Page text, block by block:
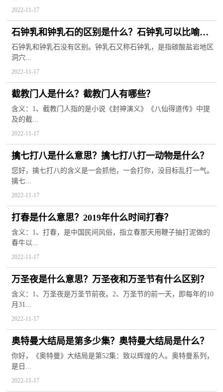
2022-11-17
石钟乳和钟乳石的区别是什么？石钟乳可以比喻什
么？
石钟乳和钟乳石没有区别。钟乳石又称石钟乳，是指碳酸盐岩地区
洞穴...
2022-11-17
截教门人是什么？截教门人有哪些？
含义：1、截教门人指的是小说《封神演义》《八仙得道传》中提
及的截...
2022-11-17
擒七打八是什么意思？擒七打八打一动物是什么？
您好，擒七打八的含义是一会抓他，一会打你，没目标乱打一气。
擒七...
2022-11-17
打春是什么意思？2019年什么时间打春？
含义：1、打春，是中国民间风俗，指立春那天用鞭子抽打泥做的
春牛以...
2022-11-17
万圣夜是什么意思？万圣夜和万圣节有什么区别？
含义：1、万圣夜是万圣节前夜。2、万圣节的前一天，即每年的10
月31...
2022-11-17
奥特曼大结局是第多少集？奥特曼大结局是什么？
你好，《奥特曼》大结局是第52集：致以辉煌的人。奥特曼系列，
是日...
2022-11-17